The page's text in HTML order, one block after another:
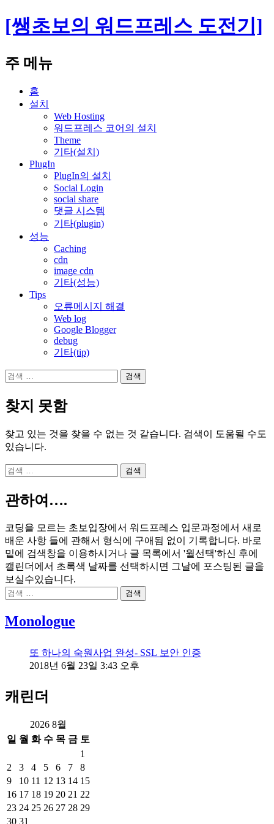
[쌩초보의 워드프레스 도전기]
검
색
주 메뉴
홈
설치
Web Hosting
워드프레스 코어의 설치
Theme
기타(설치)
PlugIn
PlugIn의 설치
Social Login
social share
댓글 시스템
기타(plugin)
성능
Caching
cdn
image cdn
기타(성능)
Tips
오류메시지 해결
Web log
Google Blogger
debug
기타(tip)
검
찾지 못함
찾고 있는 것을 찾을 수 없는 것 같습니다. 검색이 도움될 수도
있습니다.
검
관하여….
코딩을 모르는 초보입장에서 워드프레스 입문과정에서 새로
배운 사항 들에 관해서 형식에 구애됨 없이 기록합니다. 바로
밑에 검색창을 이용하시거나 글 목록에서 '월선택'하신 후에
캘린더에서 초록색 날짜를 선택하시면 그날에 포스팅된 글을
보실수있습니다.
검
Monologue
또 하나의 숙원사업 완성- SSL 보안 인증
2018년 6월 23일 3:43 오후
캐린더
2026 8월
일 월 화 수 목 금 토
1
2
3 4 5 6 7
8
9
10 11 12 13 14 15
16 17 18 19 20 21 22
23 24 25 26 27 28 29
30 31